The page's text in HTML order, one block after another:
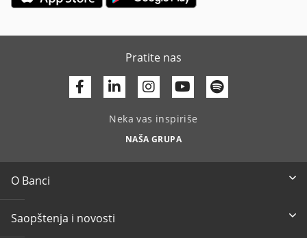
Pratite nas
Facebook
Linkedin Youtube
Neka vas inspiriše
NAŠA GRUPA
O Banci
Saopštenja i novosti